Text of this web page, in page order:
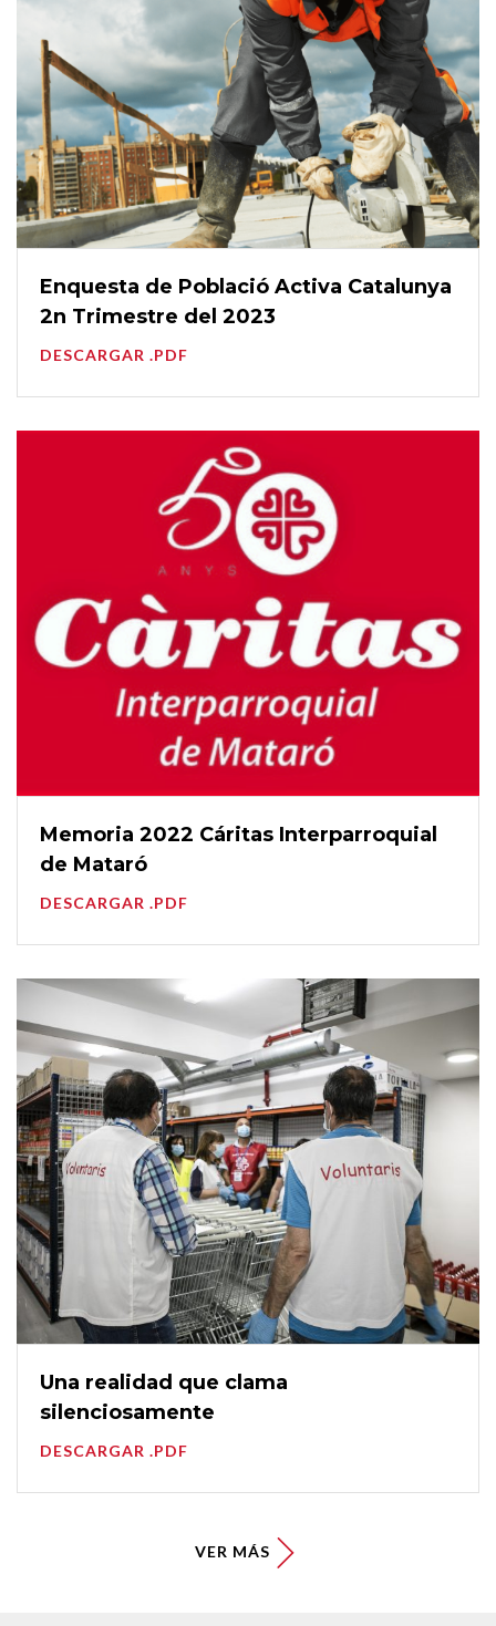
Enquesta de Població Activa Catalunya
2n Trimestre del 2023
DESCARGAR .PDF
Memoria 2022 Cáritas Interparroquial
de Mataró
DESCARGAR .PDF
Una realidad que clama
silenciosamente
DESCARGAR .PDF
VER MÁS